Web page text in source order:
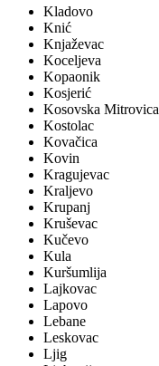
Kladovo
Knić
Knjaževac
Koceljeva
Kopaonik
Kosjerić
Kosovska Mitrovica
Kostolac
Kovačica
Kovin
Kragujevac
Kraljevo
Krupanj
Kruševac
Kučevo
Kula
Kuršumlija
Lajkovac
Lapovo
Lebane
Leskovac
Ljig